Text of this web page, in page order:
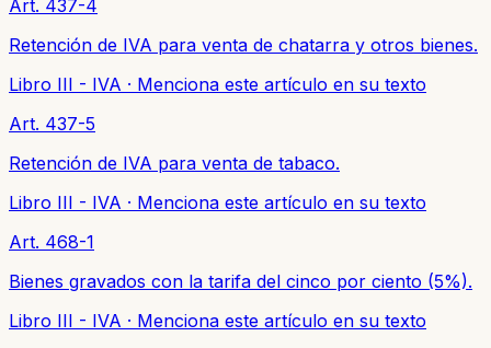
Art. 437-4
Retención de IVA para venta de chatarra y otros bienes.
Libro III - IVA · Menciona este artículo en su texto
Art. 437-5
Retención de IVA para venta de tabaco.
Libro III - IVA · Menciona este artículo en su texto
Art. 468-1
Bienes gravados con la tarifa del cinco por ciento (5%).
Libro III - IVA · Menciona este artículo en su texto